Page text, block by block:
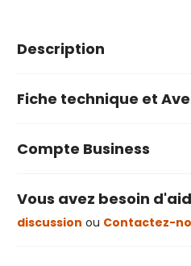
Description
Fiche technique et
Compte Business
Vous avez besoin
discussion ou Contactez-